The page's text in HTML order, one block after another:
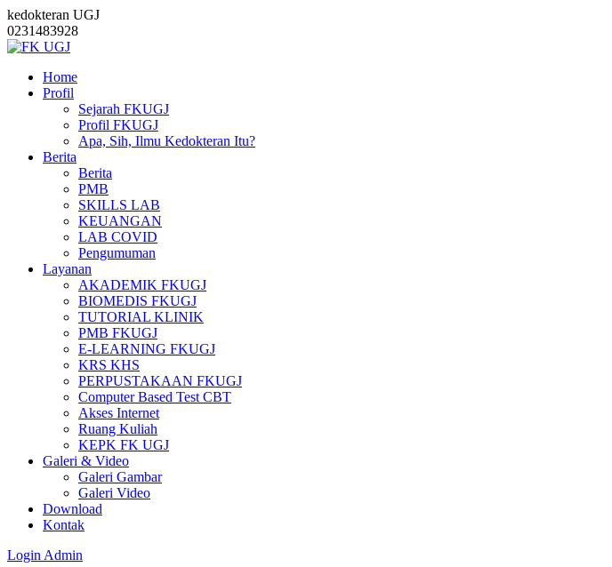
kedokteran UGJ
0231483928
Home
Profil
Sejarah FKUGJ
Profil FKUGJ
Apa, Sih, Ilmu Kedokteran Itu?
Berita
Berita
PMB
SKILLS LAB
KEUANGAN
LAB COVID
Pengumuman
Layanan
AKADEMIK FKUGJ
BIOMEDIS FKUGJ
TUTORIAL KLINIK
PMB FKUGJ
E-LEARNING FKUGJ
KRS KHS
PERPUSTAKAAN FKUGJ
Computer Based Test CBT
Akses Internet
Ruang Kuliah
KEPK FK UGJ
Galeri & Video
Galeri Gambar
Galeri Video
Download
Kontak
Login Admin